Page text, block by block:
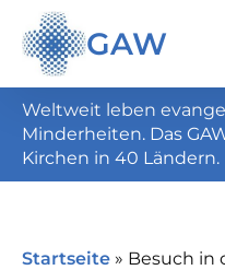
GAW
Weltweit leben
Minderheiten. Das
Kirchen in 40 Ländern.
Startseite » Besuch in